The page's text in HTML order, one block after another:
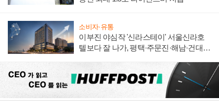
소비자·유통
이부진 야심작 '신라스테이' 서울신라호
텔보다 잘 나가, 평택·주문진·해남·건대로